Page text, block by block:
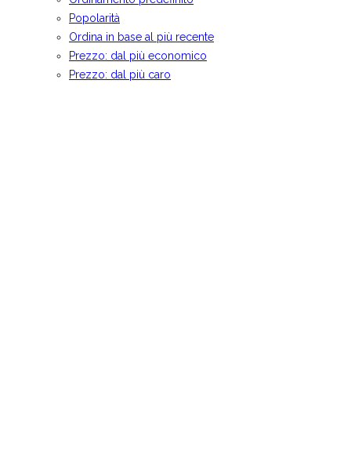
Popolarità
Ordina in base al più recente
Prezzo: dal più economico
Prezzo: dal più caro